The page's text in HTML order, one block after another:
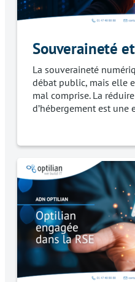
Souveraineté
La souveraineté
débat public, mais elle
mal comprise. La
d’hébergement est une